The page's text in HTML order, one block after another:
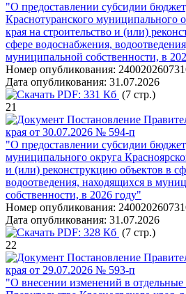
"О предоставлении субсидии
Краснотуранского муниципального
края на строительство и (или)
сфере водоснабжения,
муниципальной собственности, в
Номер опубликования:
Дата опубликования: 31.07.2026
PDF: 331 Кб (7 стр.)
21
Постановление
края от 30.07.2026 № 594-п
"О предоставлении субсидии
муниципального округа
и (или) реконструкцию объектов в
водоотведения, находящихся в
собственности, в 2026 году"
Номер опубликования:
Дата опубликования: 31.07.2026
PDF: 328 Кб (7 стр.)
22
Постановление
края от 29.07.2026 № 593-п
"О внесении изменений в отдельные